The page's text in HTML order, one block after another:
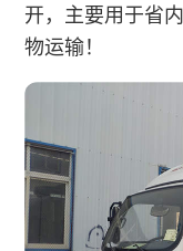
开，主要用于省
物运输！